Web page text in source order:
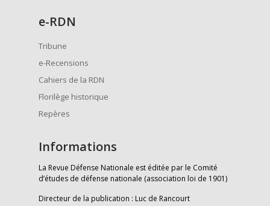
e-RDN
Tribune
e-Recensions
Cahiers de la RDN
Florilège historique
Repères
Informations
La Revue Défense Nationale est éditée par le Comité
d’études de défense nationale (association loi de 1901)
Directeur de la publication : Luc de Rancourt